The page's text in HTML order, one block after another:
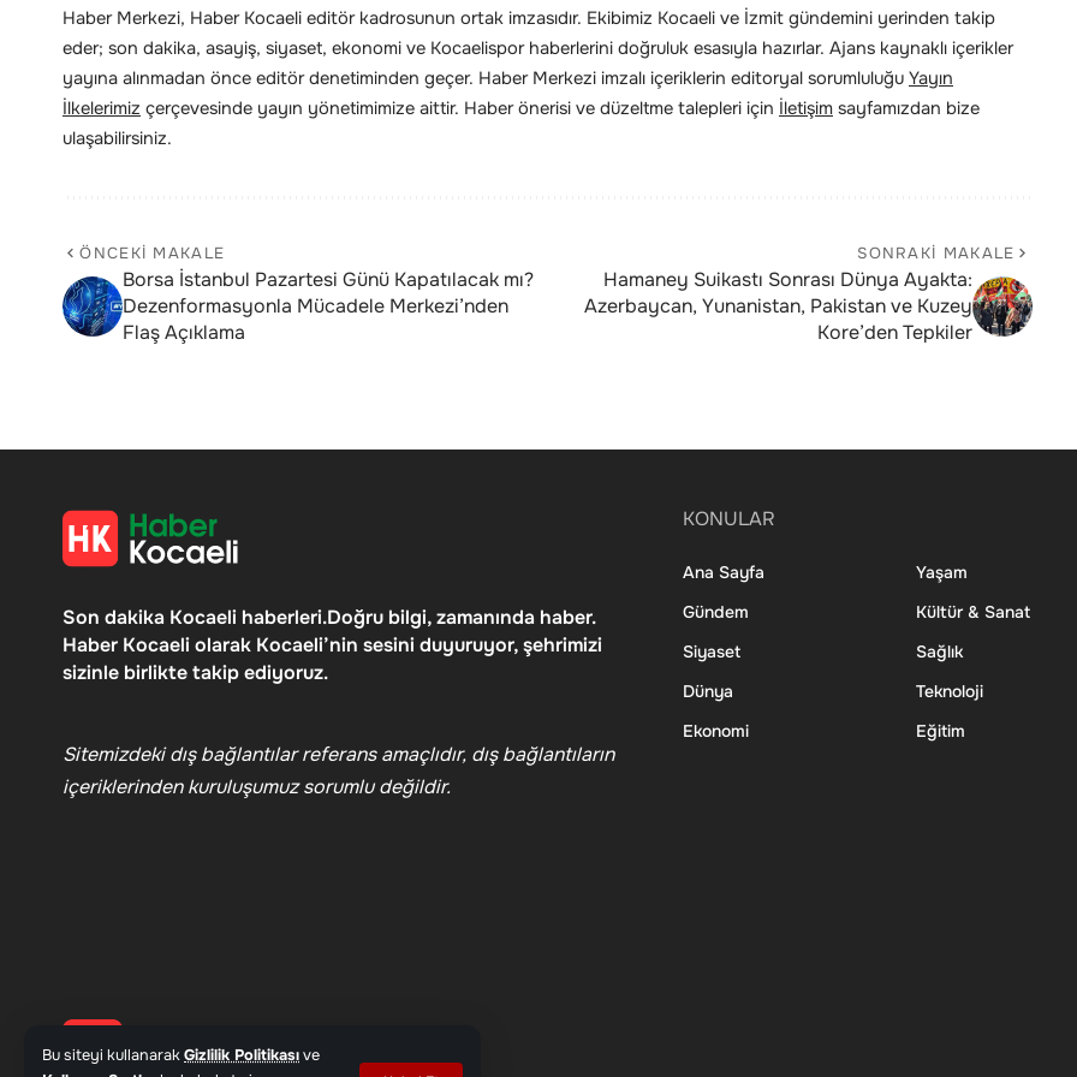
Bu siteyi kullanarakGizlilik Politikasıve
Haber Merkezi, Haber Kocaeli editör kadrosunun ortak imzasıdır. Ekibimiz Kocaeli ve İzmit gündemini yerinden takip
eder; son dakika, asayiş, siyaset, ekonomi ve Kocaelispor haberlerini doğruluk esasıyla hazırlar. Ajans kaynaklı içerikler
yayına alınmadan önce editör denetiminden geçer. Haber Merkezi imzalı içeriklerin editoryal sorumluluğu Yayın
İlkelerimiz çerçevesinde yayın yönetimimize aittir. Haber önerisi ve düzeltme talepleri için İletişim sayfamızdan bize
ulaşabilirsiniz.
ÖNCEKI MAKALE
Borsa İstanbul Pazartesi Günü Kapatılacak mı?
Dezenformasyonla Mücadele Merkezi’nden
Flaş Açıklama
SONRAKI MAKALE
Hamaney Suikastı Sonrası Dünya Ayakta:
Azerbaycan, Yunanistan, Pakistan ve Kuzey
Kore’den Tepkiler
Son dakika Kocaeli haberleri.Doğru bilgi, zamanında haber.
Haber Kocaeli olarak Kocaeli’nin sesini duyuruyor, şehrimizi
sizinle birlikte takip ediyoruz.
Sitemizdeki dış bağlantılar referans amaçlıdır, dış bağlantıların
içeriklerinden kuruluşumuz sorumlu değildir.
KONULAR
Ana Sayfa
Gündem
Siyaset
Dünya
Ekonomi
Yaşam
Kültür & Sanat
Sağlık
Teknoloji
Eğitim